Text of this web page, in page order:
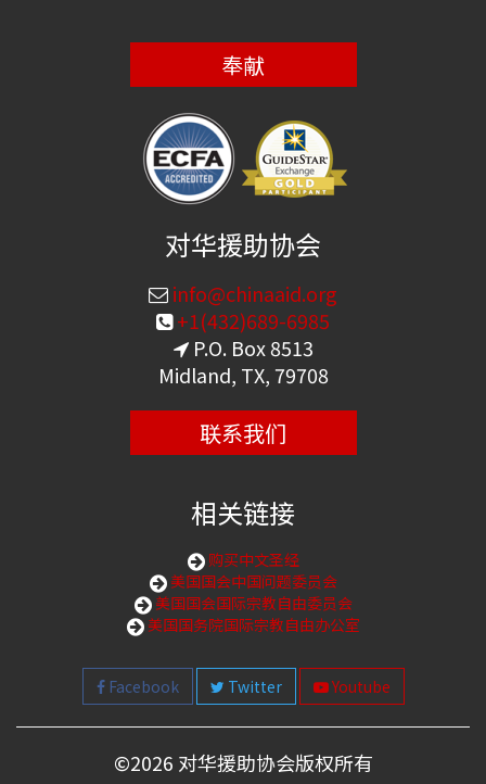
奉献
对华援助协会
info@chinaaid.org
+1(432)689-6985
P.O. Box 8513
Midland, TX, 79708
联系我们
相关链接
购买中文圣经
美国国会中国问题委员会
美国国会国际宗教自由委员会
美国国务院国际宗教自由办公室
Facebook Twitter Youtube
©2026 对华援助协会版权所有